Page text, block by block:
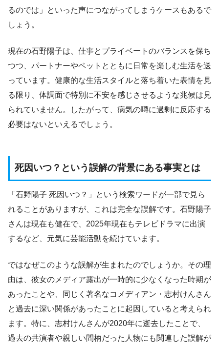
るのでは」といった声につながってしまうケースもあるで
しょう。
現在の石野陽子は、仕事とプライベートのバランスを保ち
つつ、パートナーやペットとともに日常を楽しむ生活を送
っています。健康的な生活スタイルと落ち着いた表情を見
る限り、体調面で特別に不安を感じさせるような兆候は見
られていません。したがって、病気の噂に過剰に反応する
必要はないといえるでしょう。
死因いつ？という誤解の背景にある事実とは
「石野陽子 死因いつ？」という検索ワードが一部で見ら
れることがありますが、これは完全な誤解です。石野陽子
さんは現在も健在で、2025年現在もテレビドラマに出演
するなど、元気に芸能活動を続けています。
ではなぜこのような誤解が生まれたのでしょうか。その理
由は、彼女のメディア露出が一時的に少なくなった時期が
あったことや、同じく著名なコメディアン・志村けんさん
と過去に深い関係があったことに起因していると考えられ
ます。特に、志村けんさんが2020年に逝去したことで、
過去の共演者や親しい間柄だった人物にも関連した誤解が